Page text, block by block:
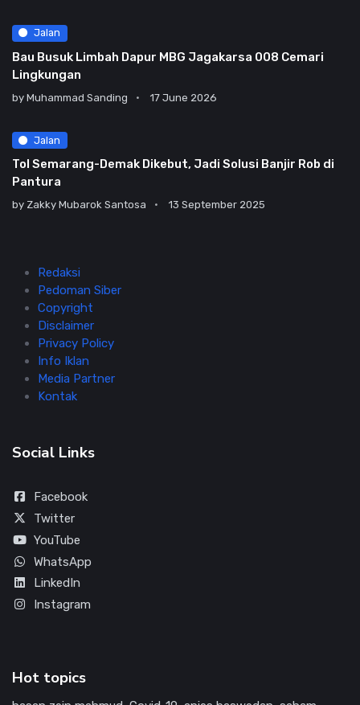
Jalan
Bau Busuk Limbah Dapur MBG Jagakarsa 008 Cemari
Lingkungan
by Muhammad Sanding 17 June 2026
Jalan
Tol Semarang-Demak Dikebut, Jadi Solusi Banjir Rob di
Pantura
by Zakky Mubarok Santosa 13 September 2025
Redaksi
Pedoman Siber
Copyright
Disclaimer
Privacy Policy
Info Iklan
Media Partner
Kontak
Social Links
Facebook
Twitter
YouTube
WhatsApp
LinkedIn
Instagram
Hot topics